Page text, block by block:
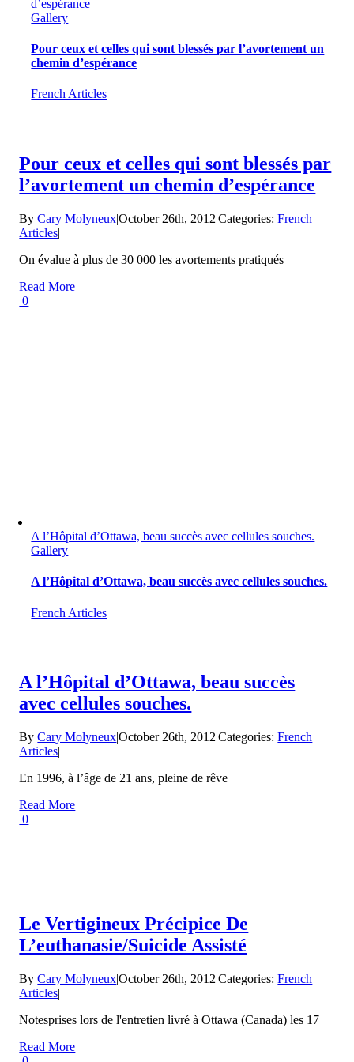
d’espérance
Gallery
Pour ceux et celles qui sont blessés par l’avortement un
chemin d’espérance
French Articles
Pour ceux et celles qui sont blessés par
l’avortement un chemin d’espérance
ByCary Molyneux|October 26th, 2012|Categories:French
Articles|
On évalue à plus de 30 000 les avortements pratiqués
Read More
0
A l’Hôpital d’Ottawa, beau succès avec cellules souches.
Gallery
A l’Hôpital d’Ottawa, beau succès avec cellules souches.
French Articles
A l’Hôpital d’Ottawa, beau succès
avec cellules souches.
ByCary Molyneux|October 26th, 2012|Categories:French
Articles|
En 1996, à l’âge de 21 ans, pleine de rêve
Read More
0
Le Vertigineux Précipice De
L’euthanasie/Suicide Assisté
ByCary Molyneux|October 26th, 2012|Categories:French
Articles|
Notesprises lors de l'entretien livré à Ottawa (Canada) les 17
Read More